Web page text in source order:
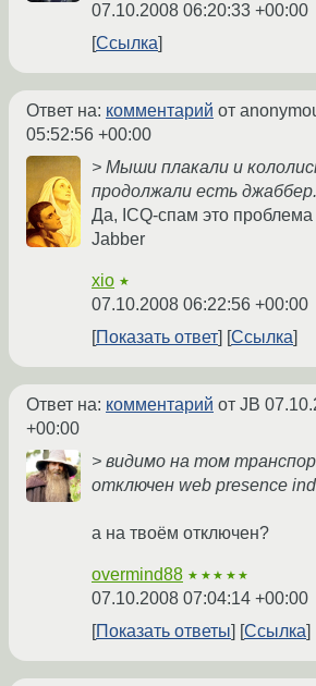
07.10.2008 06:20:33 +00:00
Ссылка
Ответ на: комментарий от
05:52:56 +00:00
> Мыши плакали и
продолжали есть
Да, ICQ-спам это проблема
Jabber
xio ★
07.10.2008 06:22:56 +00:00
Показать ответ
Ссылка
Ответ на: комментарий от JB
+00:00
> видимо на том
отключен web presence
а на твоём отключен?
overmind88 ★★★★★
07.10.2008 07:04:14 +00:00
Показать ответы
Ссылка